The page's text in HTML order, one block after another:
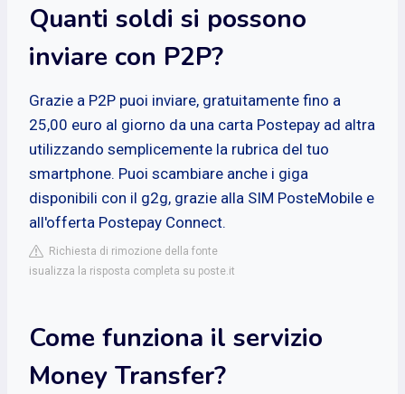
Quanti soldi si possono
inviare con P2P?
Grazie a P2P puoi inviare, gratuitamente fino a
25,00 euro al giorno da una carta Postepay ad altra
utilizzando semplicemente la rubrica del tuo
smartphone. Puoi scambiare anche i giga
disponibili con il g2g, grazie alla SIM PosteMobile e
all'offerta Postepay Connect.
Richiesta di rimozione della fonte
isualizza la risposta completa su poste.it
Come funziona il servizio
Money Transfer?